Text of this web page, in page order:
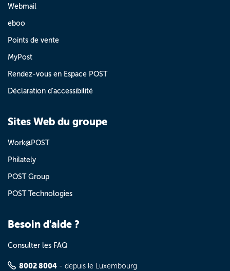
Webmail
eboo
Points de vente
MyPost
Rendez-vous en Espace POST
Déclaration d’accessibilité
Sites Web du groupe
Work@POST
Philately
POST Group
POST Technologies
Besoin d'aide ?
Consulter les FAQ
8002 8004 - depuis le Luxembourg